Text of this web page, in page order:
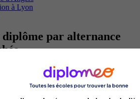
à Lyon
par alternance